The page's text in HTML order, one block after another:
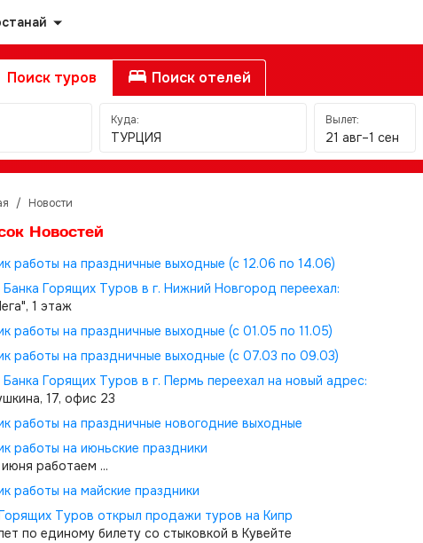
Поиск туров Поиск отелей
Куда:
ТУРЦИЯ
Вылет:
21 авг–1 сен
/ Новости
Новостей
работы на праздничные выходные (с 12.06 по 14.06)
Горящих Туров в г. Нижний Новгород переехал:
1 этаж
работы на праздничные выходные (с 01.05 по 11.05)
работы на праздничные выходные (с 07.03 по 09.03)
Горящих Туров в г. Пермь переехал на новый адрес:
17, офис 23
работы на праздничные новогодние выходные
работы на июньские праздники
работаем ...
работы на майские праздники
Туров открыл продажи туров на Кипр
по единому билету со стыковкой в Кувейте